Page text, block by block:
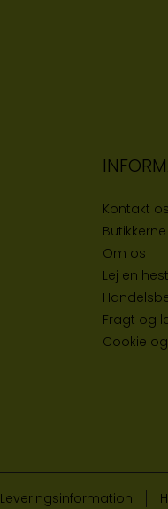
Kontakt os
Butikkerne
Om os
Lej en
Fragt og
Cookie
Leveringsinformation